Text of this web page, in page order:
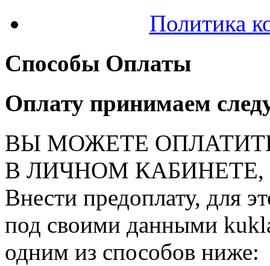
Политика
Способы Оплаты
Оплату принимаем
ВЫ МОЖЕТЕ
В ЛИЧНОМ КАБИНЕТЕ,
Внести предоплату, для
под своими данными
одним из способов ниже: